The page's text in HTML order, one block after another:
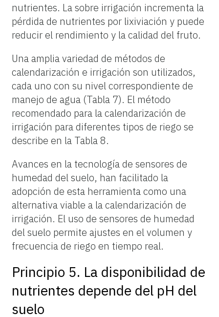
nutrientes. La sobre irrigación incrementa la
pérdida de nutrientes por lixiviación y puede
reducir el rendimiento y la calidad del fruto.
Una amplia variedad de métodos de
calendarización e irrigación son utilizados,
cada uno con su nivel correspondiente de
manejo de agua (Tabla 7). El método
recomendado para la calendarización de
irrigación para diferentes tipos de riego se
describe en la Tabla 8.
Avances en la tecnología de sensores de
humedad del suelo, han facilitado la
adopción de esta herramienta como una
alternativa viable a la calendarización de
irrigación. El uso de sensores de humedad
del suelo permite ajustes en el volumen y
frecuencia de riego en tiempo real.
Principio 5. La disponibilidad de
nutrientes depende del pH del
suelo